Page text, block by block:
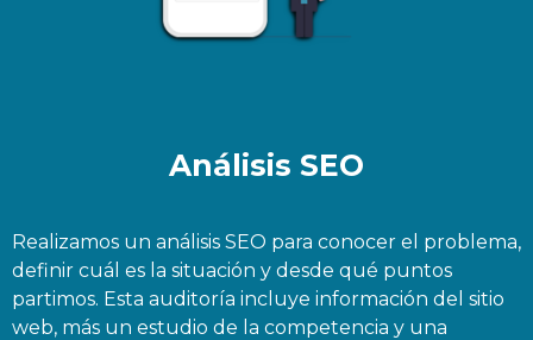
Análisis SEO
Realizamos un análisis SEO para conocer el problema,
definir cuál es la situación y desde qué puntos
partimos. Esta auditoría incluye información del sitio
web, más un estudio de la competencia y una